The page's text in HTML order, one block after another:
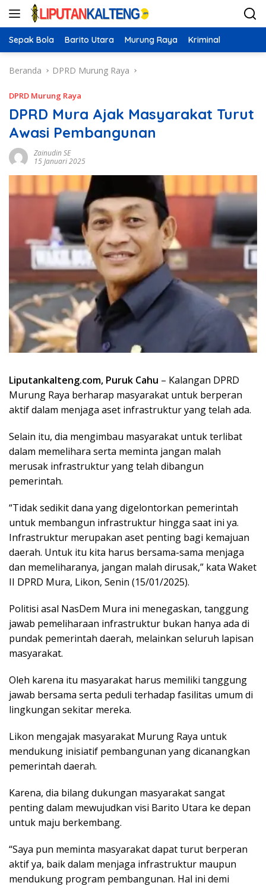
Langsung
Sepak Bola Barito Utara Murung Raya Kriminal
Beranda DPRD Murung Raya
DPRD Murung Raya
DPRD Mura Ajak Masyarakat Turut
Awasi Pembangunan
Zainudin SE
15 Januari 2025
Liputankalteng.com, Puruk Cahu – Kalangan DPRD
Murung Raya berharap masyarakat untuk berperan
aktif dalam menjaga aset infrastruktur yang telah ada.
Selain itu, dia mengimbau masyarakat untuk terlibat
dalam memelihara serta meminta jangan malah
merusak infrastruktur yang telah dibangun
pemerintah.
“Tidak sedikit dana yang digelontorkan pemerintah
untuk membangun infrastruktur hingga saat ini ya.
Infrastruktur merupakan aset penting bagi kemajuan
daerah. Untuk itu kita harus bersama-sama menjaga
dan memeliharanya, jangan malah dirusak,” kata Waket
II DPRD Mura, Likon, Senin (15/01/2025).
Politisi asal NasDem Mura ini menegaskan, tanggung
jawab pemeliharaan infrastruktur bukan hanya ada di
pundak pemerintah daerah, melainkan seluruh lapisan
masyarakat.
Oleh karena itu masyarakat harus memiliki tanggung
jawab bersama serta peduli terhadap fasilitas umum di
lingkungan sekitar mereka.
Likon mengajak masyarakat Murung Raya untuk
mendukung inisiatif pembangunan yang dicanangkan
pemerintah daerah.
Karena, dia bilang dukungan masyarakat sangat
penting dalam mewujudkan visi Barito Utara ke depan
untuk maju berkembang.
“Saya pun meminta masyarakat dapat turut berperan
aktif ya, baik dalam menjaga infrastruktur maupun
mendukung program pembangunan. Hal ini demi